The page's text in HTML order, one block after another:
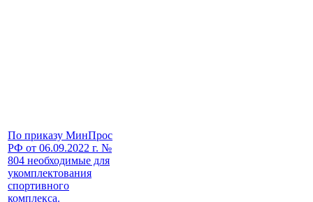
По приказу МинПрос
РФ от 06.09.2022 г. №
804 необходимые для
укомплектования
спортивного
комплекса.